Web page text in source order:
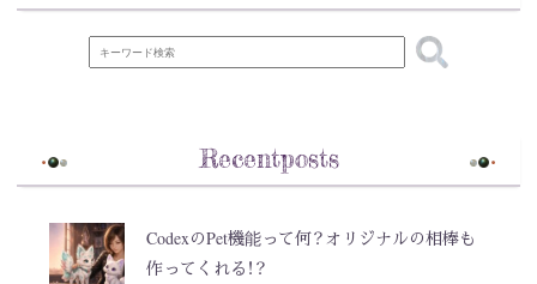
Recentposts
CodexのPet機能って何？オリジナルの相棒も
作ってくれる！？